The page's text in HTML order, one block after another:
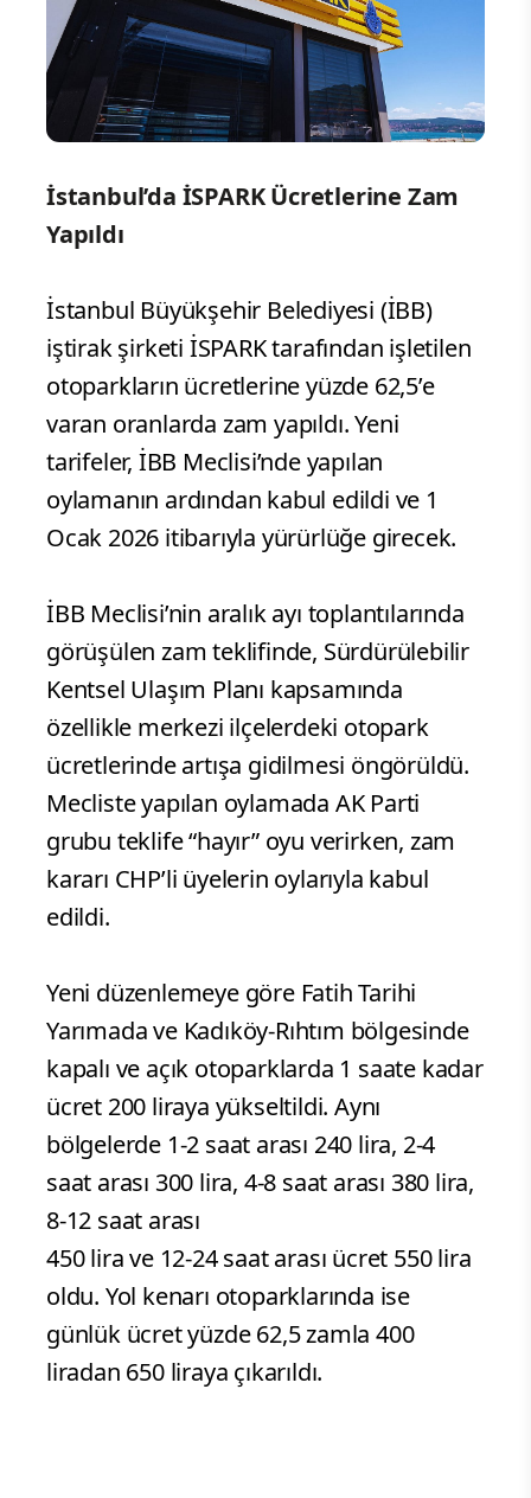
İstanbul’da İSPARK Ücretlerine Zam
Yapıldı
İstanbul Büyükşehir Belediyesi (İBB)
iştirak şirketi İSPARK tarafından işletilen
otoparkların ücretlerine yüzde 62,5’e
varan oranlarda zam yapıldı. Yeni
tarifeler, İBB Meclisi’nde yapılan
oylamanın ardından kabul edildi ve 1
Ocak 2026 itibarıyla yürürlüğe girecek.
İBB Meclisi’nin aralık ayı toplantılarında
görüşülen zam teklifinde, Sürdürülebilir
Kentsel Ulaşım Planı kapsamında
özellikle merkezi ilçelerdeki otopark
ücretlerinde artışa gidilmesi öngörüldü.
Mecliste yapılan oylamada AK Parti
grubu teklife “hayır” oyu verirken, zam
kararı CHP’li üyelerin oylarıyla kabul
edildi.
Yeni düzenlemeye göre Fatih Tarihi
Yarımada ve Kadıköy-Rıhtım bölgesinde
kapalı ve açık otoparklarda 1 saate kadar
ücret 200 liraya yükseltildi. Aynı
bölgelerde 1-2 saat arası 240 lira, 2-4
saat arası 300 lira, 4-8 saat arası 380 lira,
8-12 saat arası
450 lira ve 12-24 saat arası ücret 550 lira
oldu. Yol kenarı otoparklarında ise
günlük ücret yüzde 62,5 zamla 400
liradan 650 liraya çıkarıldı.